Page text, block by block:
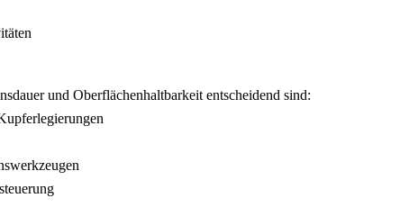
und Oberflächenhaltbarkeit entscheidend sind: